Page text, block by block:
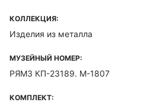
КОЛЛЕКЦИЯ:
Изделия из металла
МУЗЕЙНЫЙ НОМЕР:
РЯМЗ КП-23189. М-1807
КОМПЛЕКТ: